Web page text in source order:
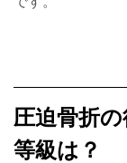
圧迫骨折
等級は？